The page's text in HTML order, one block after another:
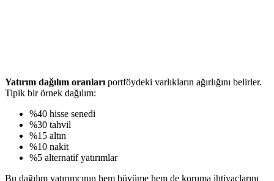
Yatırım dağılım oranlarıportföydeki varlıkların ağırlığını belirler.
Tipik bir örnek dağılım:
%40 hisse senedi
%30 tahvil
%15 altın
%10 nakit
%5 alternatif yatırımlar
Bu dağılım yatırımcının hem büyüme hem de koruma ihtiyaçlarını